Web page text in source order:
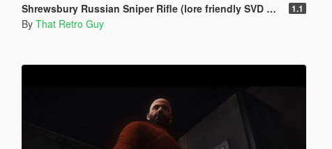
Shrewsbury Russian Sniper Rifle (lore friendly SVD Dragunov) [Add-On | Animated | Lore Friendly | Tints] 1.1
By That Retro Guy